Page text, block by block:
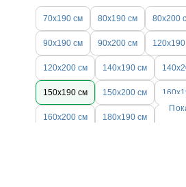
70х190 см 80х190 см 80х200
90х190 см 90х200 см
120х200 см 140х190 см
150х190 см 150х200 см
160х200 см 180х190 см